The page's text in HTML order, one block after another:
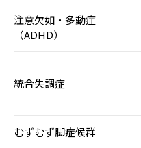
注意欠如・多動症
（ADHD）
統合失調症
むずむず脚症候群